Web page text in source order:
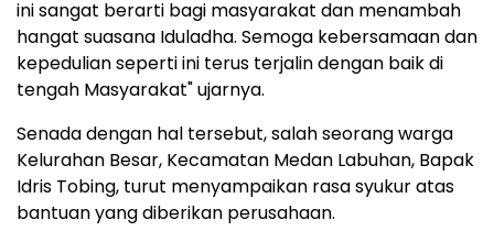
ini sangat berarti bagi masyarakat dan menambah
hangat suasana Iduladha. Semoga kebersamaan dan
kepedulian seperti ini terus terjalin dengan baik di
tengah Masyarakat" ujarnya.
Senada dengan hal tersebut, salah seorang warga
Kelurahan Besar, Kecamatan Medan Labuhan, Bapak
Idris Tobing, turut menyampaikan rasa syukur atas
bantuan yang diberikan perusahaan.